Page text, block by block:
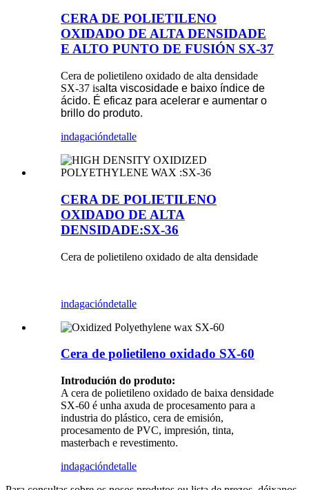
CERA DE POLIETILENO
OXIDADO DE ALTA DENSIDADE
E ALTO PUNTO DE FUSIÓN SX-37
Cera de polietileno oxidado de alta densidade
SX-37 isalta viscosidade e baixo índice de
ácido. É eficaz para acelerar e aumentar o
brillo do produto.
indagacióndetalle
CERA DE POLIETILENO
OXIDADO DE ALTA
DENSIDADE:SX-36
Cera de polietileno oxidado de alta densidade
indagacióndetalle
Cera de polietileno oxidado SX-60
Introdución do produto:
A cera de polietileno oxidado de baixa densidade
SX-60 é unha axuda de procesamento para a
industria do plástico, cera de emisión,
procesamento de PVC, impresión, tinta,
masterbach e revestimento.
indagacióndetalle